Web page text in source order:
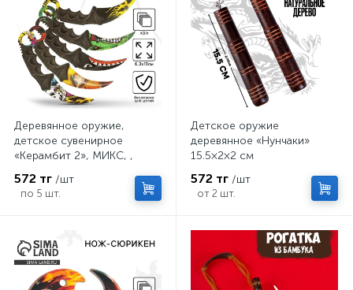
Деревянное оружие,
детское сувенирное
«Керамбит 2», МИКС, ,
572 тг /шт
по 5 шт.
Детское оружие
деревянное «Нунчаки»
15.5×2×2 см
572 тг /шт
от 2 шт.